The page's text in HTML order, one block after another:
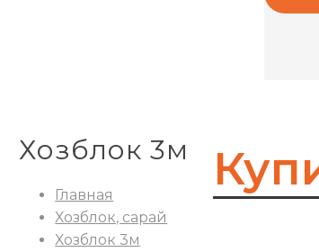
Хозблок 3м
Главная
Хозблок, сарай
Хозблок 3м